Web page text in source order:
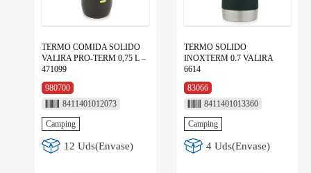
TERMO COMIDA SOLIDO
VALIRA PRO-TERM 0,75 L –
471099
980700
8411401012073
Camping
12 Uds(Envase)
TERMO SOLIDO
INOXTERM 0.7 VALIRA
6614
83066
8411401013360
Camping
4 Uds(Envase)